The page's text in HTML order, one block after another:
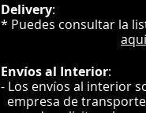
Delivery
* Puedes consultar
aquí
Envíosal Interior
- Los envíos al interior
empresa de